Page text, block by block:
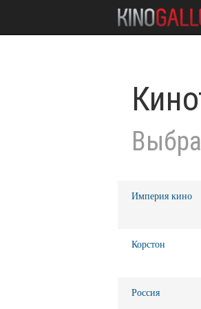
Империя кино
Корстон
Россия